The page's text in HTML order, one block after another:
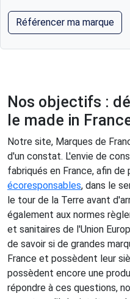
Référencer ma marque
Nos objectifs :
le made in
Notre site, Marques de
d'un constat. L'envie de
fabriqués en France, afin
écoresponsables, dans le
le tour de la Terre avant
également aux normes
et sanitaires de l'Union
de savoir si de grandes
France et possèdent leur
possèdent encore une
répondre à ces questions,